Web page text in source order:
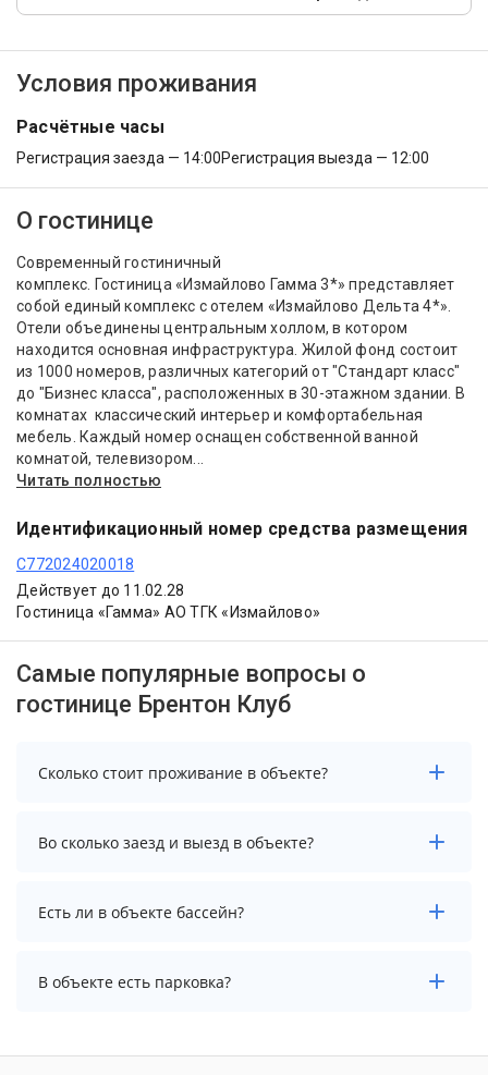
Условия проживания
Расчётные часы
Регистрация заезда — 14:00Регистрация выезда — 12:00
О гостинице
Современный гостиничный
комплекс. Гостиница «Измайлово Гамма 3*» представляет
собой единый комплекс с отелем «Измайлово Дельта 4*».
Отели объединены центральным холлом, в котором
находится основная инфраструктура. Жилой фонд состоит
из 1000 номеров, различных категорий от "Стандарт класс"
до "Бизнес класса", расположенных в 30-этажном здании. В
комнатах классический интерьер и комфортабельная
мебель. Каждый номер оснащен собственной ванной
комнатой, телевизором...
Читать полностью
Идентификационный номер средства размещения
С772024020018
Действует до 11.02.28
Гостиница «Гамма» АО ТГК «Измайлово»
Самые популярные вопросы о
гостинице Брентон Клуб
Сколько стоит проживание в объекте?
Стоимость проживания в объекте начинается от 3600
рублей. Чтобы увидеть актуальные цены на
Во сколько заезд и выезд в объекте?
Заезд возможен после 14:00, а выезд необходимо
Есть ли в объекте бассейн?
В объекте нет бассейна.
В объекте есть парковка?